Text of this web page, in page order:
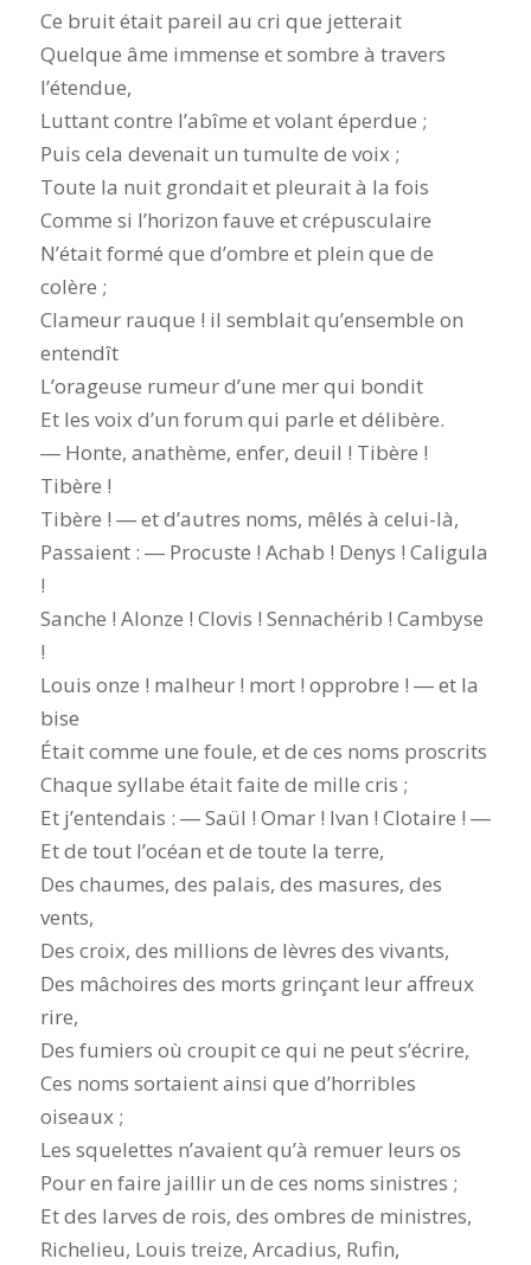
Ce bruit était pareil au cri que jetterait
Quelque âme immense et sombre à travers
l’étendue,
Luttant contre l’abîme et volant éperdue ;
Puis cela devenait un tumulte de voix ;
Toute la nuit grondait et pleurait à la fois
Comme si l’horizon fauve et crépusculaire
N’était formé que d’ombre et plein que de
colère ;
Clameur rauque ! il semblait qu’ensemble on
entendît
L’orageuse rumeur d’une mer qui bondit
Et les voix d’un forum qui parle et délibère.
― Honte, anathème, enfer, deuil ! Tibère !
Tibère !
Tibère ! ― et d’autres noms, mêlés à celui-là,
Passaient : ― Procuste ! Achab ! Denys ! Caligula
!
Sanche ! Alonze ! Clovis ! Sennachérib ! Cambyse
!
Louis onze ! malheur ! mort ! opprobre ! ― et la
bise
Était comme une foule, et de ces noms proscrits
Chaque syllabe était faite de mille cris ;
Et j’entendais : ― Saül ! Omar ! Ivan ! Clotaire ! ―
Et de tout l’océan et de toute la terre,
Des chaumes, des palais, des masures, des
vents,
Des croix, des millions de lèvres des vivants,
Des mâchoires des morts grinçant leur affreux
rire,
Des fumiers où croupit ce qui ne peut s’écrire,
Ces noms sortaient ainsi que d’horribles
oiseaux ;
Les squelettes n’avaient qu’à remuer leurs os
Pour en faire jaillir un de ces noms sinistres ;
Et des larves de rois, des ombres de ministres,
Richelieu, Louis treize, Arcadius, Rufin,